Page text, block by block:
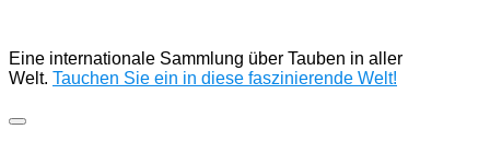
Eine internationale Sammlung über Tauben in aller
Welt. Tauchen Sie ein in diese faszinierende Welt!